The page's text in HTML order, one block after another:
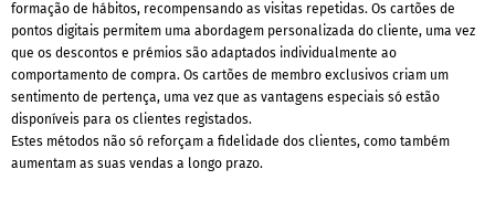
formação de hábitos, recompensando as visitas repetidas. Os cartões de
pontos digitais permitem uma abordagem personalizada do cliente, uma vez
que os descontos e prémios são adaptados individualmente ao
comportamento de compra. Os cartões de membro exclusivos criam um
sentimento de pertença, uma vez que as vantagens especiais só estão
disponíveis para os clientes registados.
Estes métodos não só reforçam a fidelidade dos clientes, como também
aumentam as suas vendas a longo prazo.